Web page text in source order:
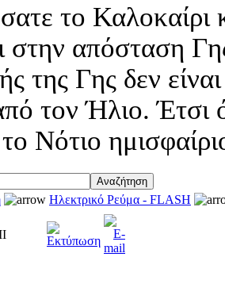
το Καλοκαίρι
στην απόσταση
της Γης δεν
τον Ήλιο. Έτσι
Νότιο
Ηλεκτρικό Ρεύμα - FLASH